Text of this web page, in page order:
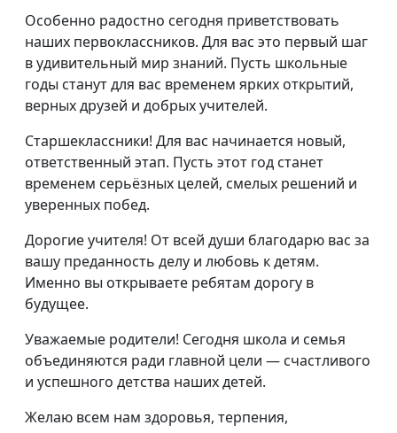
Особенно радостно сегодня приветствовать
наших первоклассников. Для вас это первый шаг
в удивительный мир знаний. Пусть школьные
годы станут для вас временем ярких открытий,
верных друзей и добрых учителей.
Старшеклассники! Для вас начинается новый,
ответственный этап. Пусть этот год станет
временем серьёзных целей, смелых решений и
уверенных побед.
Дорогие учителя! От всей души благодарю вас за
вашу преданность делу и любовь к детям.
Именно вы открываете ребятам дорогу в
будущее.
Уважаемые родители! Сегодня школа и семья
объединяются ради главной цели — счастливого
и успешного детства наших детей.
Желаю всем нам здоровья, терпения,